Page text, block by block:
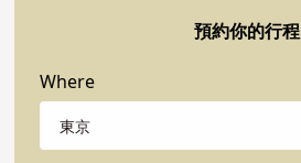
預約你的行程
Where